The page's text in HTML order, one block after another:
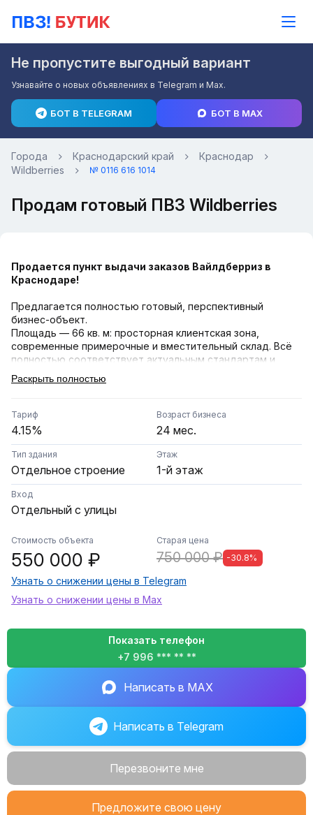
Не пропустите выгодный вариант
Узнавайте о новых объявлениях в Telegram и Max.
БОТ В TELEGRAM БОТ В MAX
Города Краснодарский край
Краснодар
Wildberries
№ 0116 616 1014
Продам готовый ПВЗ Wildberries
Продается пункт выдачи заказов Вайлдберриз в
Краснодаре!
Предлагается полностью готовый, перспективный
бизнес-объект.
Площадь — 66 кв. м: просторная клиентская зона,
современные примерочные и вместительный склад. Всё
полностью соответствует актуальным стандартам и
брендбуку платформы.
августа 2024 года — за это время бизнес успешно
прошел стадию запуска, наладил стабильный поток
процессы.
Помещение полностью укомплектовано необходимым
оборудованием и мебелью, никаких дополнительных
вложений не требуется. Все процессы прозрачны и
настроены. Документы готовы к продаже, возможна
на этапе передачи.
просмотре!
Раскрыть полностью
Тариф
4.15%
Возраст бизнеса
24 мес.
Тип здания
Отдельное строение
Этаж
1-й этаж
Вход
Отдельный с улицы
Стоимость объекта
550 000 ₽
Старая цена
750 000 ₽ -30.8%
Узнать о снижении цены в Telegram
Узнать о снижении цены в Max
Показать телефон
+7 996 *** ** **
Написать в MAX
Написать в Telegram
Перезвоните мне
Предложите свою цену